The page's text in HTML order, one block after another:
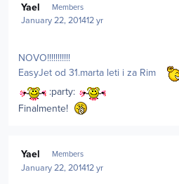
Yael Members
January 22, 201412 yr
NOVO!!!!!!!!!!!
EasyJet od 31.marta leti i za Rim
:party:
Finalmente!
Yael Members
January 22, 201412 yr